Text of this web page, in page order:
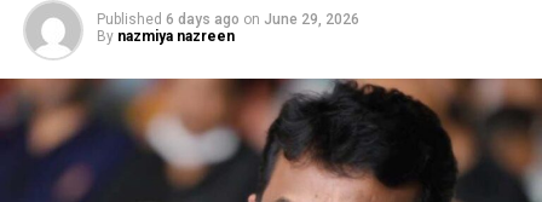
Published 6 days ago on June 29, 2026
By nazmiya nazreen